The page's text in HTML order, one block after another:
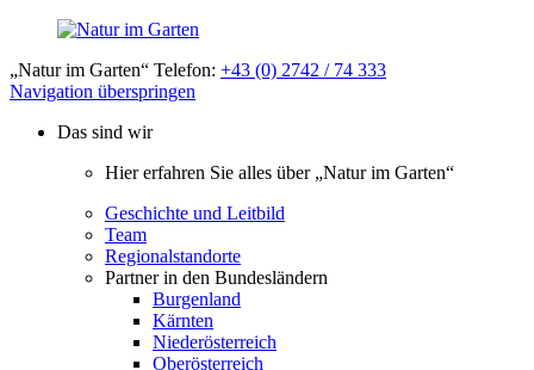
„Natur im Garten“ Telefon: +43 (0) 2742 / 74 333
Navigation überspringen
Das sind wir
Hier erfahren Sie alles über „Natur im Garten“
Geschichte und Leitbild
Team
Regionalstandorte
Partner in den Bundesländern
Burgenland
Kärnten
Niederösterreich
Oberösterreich